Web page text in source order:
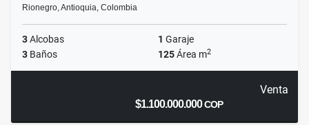
Rionegro, Antioquia, Colombia
3Alcobas 1 Garaje
3 Baños 125Área m2
Venta
$1.100.000.000COP